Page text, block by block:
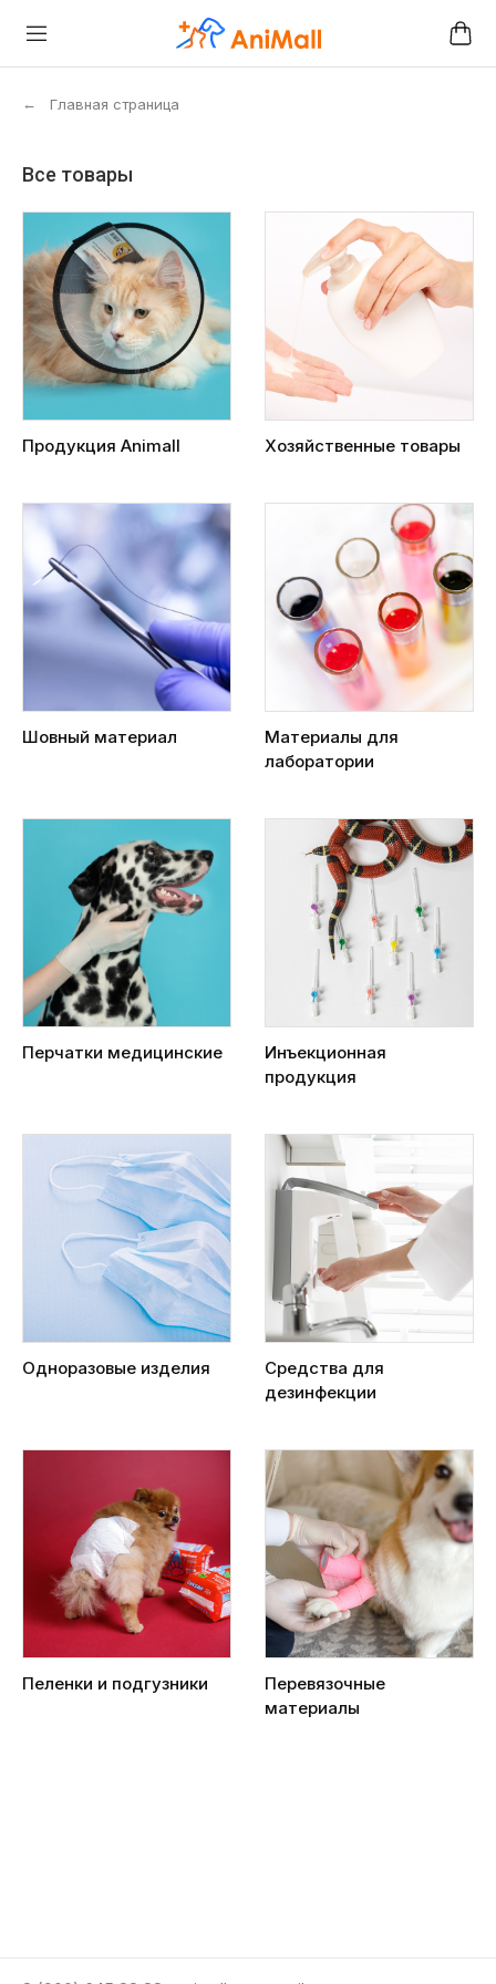
← Главная страница
Все товары
Продукция Animall Хозяйственные товары
Шовный материал
Материалы для
лаборатории
Перчатки медицинские
Инъекционная
продукция
Одноразовые изделия
Средства для
дезинфекции
Пеленки и подгузники
Перевязочные
материалы